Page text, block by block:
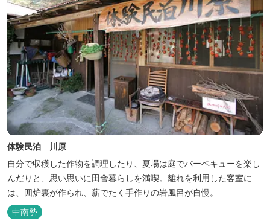
体験民泊 川原
自分で収穫した作物を調理したり、夏場は庭でバーベキューを楽し
んだりと、思い思いに田舎暮らしを満喫。離れを利用した客室に
は、囲炉裏が作られ、薪でたく手作りの岩風呂が自慢。
中南勢